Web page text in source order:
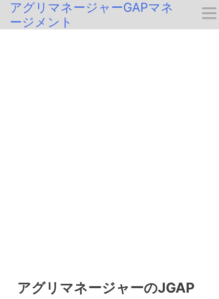
SkipアグリマネージャーGAPマネ
ージメント
アグリマネージャーのJGAP